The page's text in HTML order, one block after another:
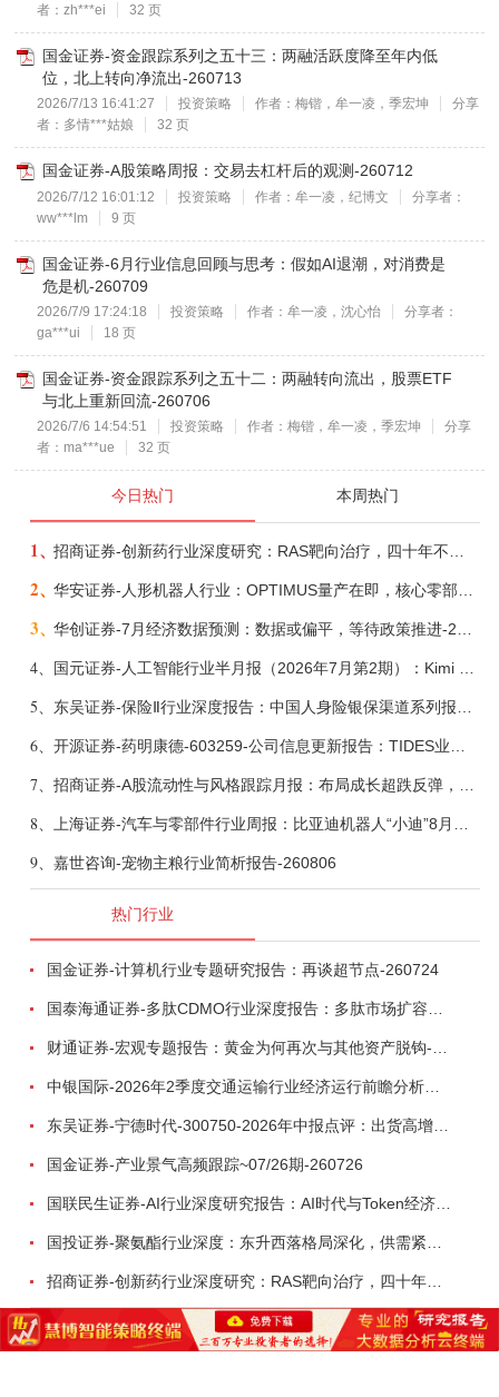
者：zh***ei
32 页
国金证券-资金跟踪系列之五十三：两融活跃度降至年内低
位，北上转向净流出-260713
2026/7/13 16:41:27 投资策略 作者：梅锴，牟一凌，季宏坤
分享
者：多情***姑娘
32 页
国金证券-A股策略周报：交易去杠杆后的观测-260712
2026/7/12 16:01:12 投资策略 作者：牟一凌，纪博文
分享者：
ww***lm
9 页
国金证券-6月行业信息回顾与思考：假如AI退潮，对消费是
危是机-260709
2026/7/9 17:24:18 投资策略 作者：牟一凌，沈心怡
分享者：
ga***ui
18 页
国金证券-资金跟踪系列之五十二：两融转向流出，股票ETF
与北上重新回流-260706
2026/7/6 14:54:51 投资策略 作者：梅锴，牟一凌，季宏坤
分享
者：ma***ue
32 页
今日热门 本周热门
1、
2、
3、
4、
5、
6、
7、
8、
9、 嘉世咨询-宠物主粮行业简析报告-260806
热门行业
国金证券-计算机行业专题研究报告：再谈超节点-260724
中银国际-2026年2季度交通运输行业经济运行前瞻分析：地缘冲突致航运和航空景气度分化，交通基础设施板块总体呈现稳健特征-260724
东吴证券-宁德时代-300750-2026年中报点评：出货高增业绩稳健，回购彰显龙头信心-260726
国金证券-产业景气高频跟踪~07/26期-260726
国联民生证券-AI行业深度研究报告：AI时代与Token经济，从技术符号到数字石油-260801
招商证券-创新药行业深度研究：RAS靶向治疗，四十年不可成药的终结，与终结之后的治疗格局演化-260805